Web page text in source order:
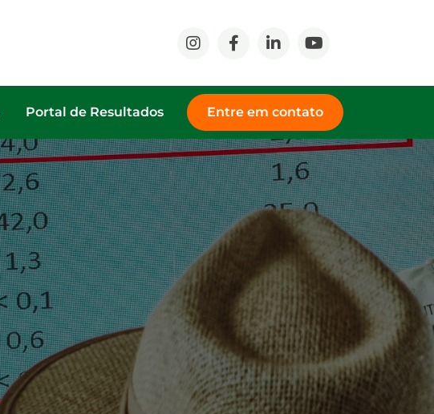
Portal de Resultados Entre em contato